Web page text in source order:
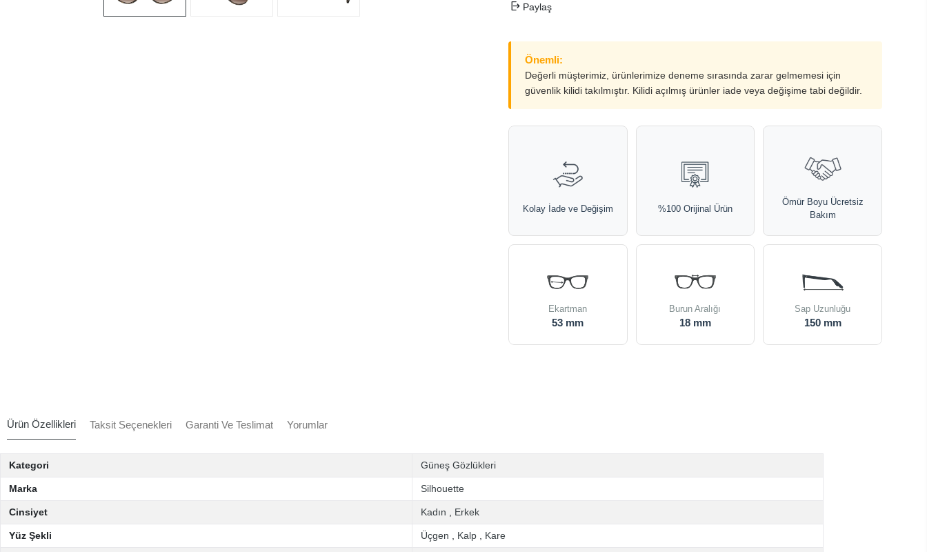
Paylaş
Önemli:
Değerli müşterimiz, ürünlerimize deneme sırasında zarar gelmemesi için
güvenlik kilidi takılmıştır. Kilidi açılmış ürünler iade veya değişime tabi değildir.
Kolay İade ve Değişim %100 Orijinal Ürün
Ömür Boyu Ücretsiz
Bakım
Ekartman
53 mm
Burun Aralığı
18 mm
Sap Uzunluğu
150 mm
Ürün Özellikleri Taksit Seçenekleri Garanti Ve Teslimat Yorumlar
Kategori Güneş Gözlükleri
Marka Silhouette
Cinsiyet Kadın Erkek
Yüz Şekli Üçgen Kalp Kare